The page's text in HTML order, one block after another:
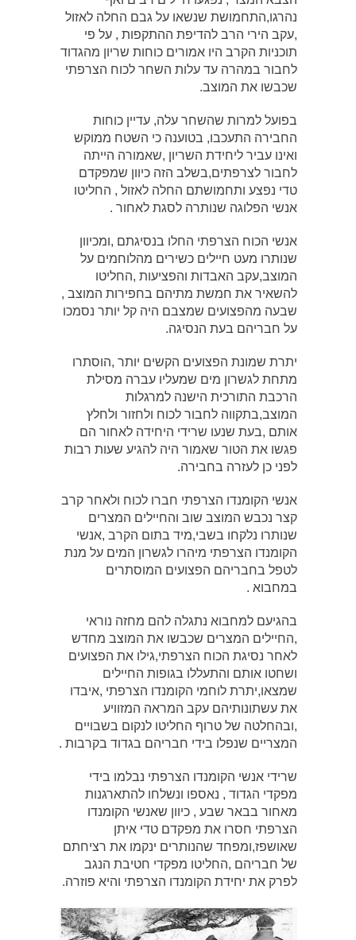
נהרגו,התחמושת שנשאו על גבם החלה לאזול
,עקב הירי הרב להדיפת ההתקפות , על פי
תוכניות הקרב היו אמורים כוחות שריון מהגדוד
לחבור במהרה עד עלות השחר לכוח הצרפתי
שכבשו את המוצב.
בפועל למרות שהשחר עלה, עדיין כוחות
החבירה התעכבו, בטוענה כי השטח ממוקש
ואינו עביר ליחידת השריון ,שאמורה הייתה
לחבור לצרפתים,בשלב הזה כיוון שמפקדם
טדי נפצע ותחמושתם החלה לאזול , החליטו
אנשי הפלוגה שנותרה לסגת לאחור .
אנשי הכוח הצרפתי החלו בנסיגתם ,ומכיוון
שנותרו מעט חיילים כשירים מהלוחמים על
המוצב,עקב האבדות והפציעות ,החליטו
להשאיר את חמשת מתיהם בחפירות המוצב ,
שבעה מהפצועים שמצבם היה קל יותר נסמכו
על חבריהם בעת הנסיגה.
יתרת שמונת הפצועים הקשים יותר ,הוסתרו
מתחת לגשרון מים שמעליו עברה מסילת
הרכבת התורכית הישנה למרגלות
המוצב,בתקווה לחבור לכוח ולחזור ולחלץ
אותם ,בעת שנעו שרידי היחידה לאחור הם
פגשו את הטור שאמור היה להגיע שעות רבות
לפני כן לעזרה בחבירה.
אנשי הקומנדו הצרפתי חברו לכוח ולאחר קרב
קצר נכבש המוצב שוב והחיילים המצרים
שנותרו נלקחו בשבי,מיד בתום הקרב ,אנשי
הקומנדו הצרפתי מיהרו לגשרון המים על מנת
לטפל בחבריהם הפצועים המוסתרים
במחבוא .
בהגיעם למחבוא נתגלה להם מחזה נוראי
,החיילים המצרים שכבשו את המוצב מחדש
לאחר נסיגת הכוח הצרפתי,גילו את הפצועים
ושחטו אותם והתעללו בגופות החיילים
שמצאו,יתרת לוחמי הקומנדו הצרפתי ,איבדו
את עשתונותיהם עקב המראה המזוויע
,ובהחלטה של טרוף החליטו לנקום בשבויים
המצריים שנפלו בידי חבריהם בגדוד בקרבות .
שרידי אנשי הקומנדו הצרפתי נבלמו בידי
מפקדי הגדוד , נאספו ונשלחו להתארגנות
מאחור בבאר שבע , כיוון שאנשי הקומנדו
הצרפתי חסרו את מפקדם טדי איתן
שאושפז,ומפחד שהנותרים ינקמו את רציחתם
של חבריהם ,החליטו מפקדי חטיבת הנגב
לפרק את יחידת הקומנדו הצרפתי והיא פוזרה.